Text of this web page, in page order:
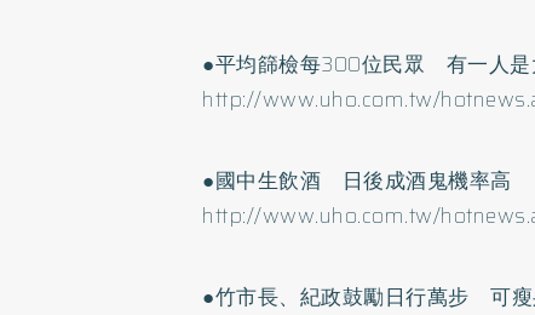
●平均篩檢每300位民眾 有一人是
http://www.uho.com.tw/
●國中生飲酒 日後成酒鬼機率高
http://www.uho.com.tw/
●竹市長、紀政鼓勵日行萬步 可